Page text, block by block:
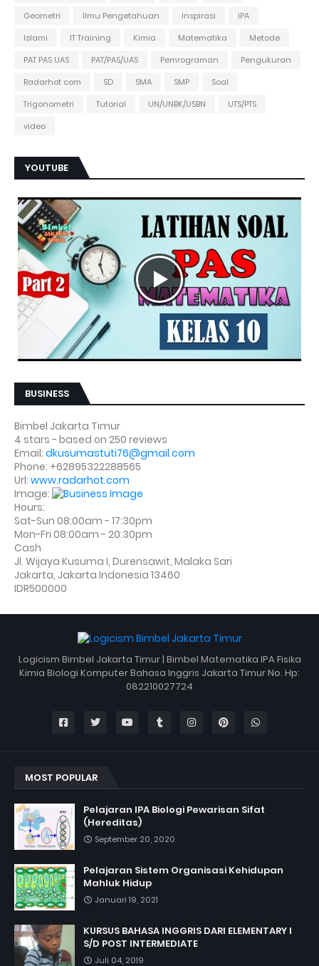
Geometri
Ilmu Pengetahuan Inspirasi
IPA
Islami
IT Training Kimia Matematika
Metode
PAT PAS UAS
PAT/PAS/UAS Pemrograman
Pengukuran
Radarhot com
SD SMA SMP
Soal
Trigonometri
Tutorial UN/UNBK/USBN
UTS/PTS
video
YOUTUBE
BUSINESS
Bimbel Jakarta Timur
4 stars - based on 250 reviews
Email: dkusumastuti76@gmail.com
Phone: +62895322288565
Url: www.radarhot.com
Image:
Hours:
Sat-Sun 08:00am - 17:30pm
Mon-Fri 08:00am - 20:30pm
Cash
Jl. Wijaya Kusuma I, Durensawit, Malaka Sari
Jakarta, Jakarta Indonesia 13460
IDR500000
Logicism Bimbel Jakarta Timur | Bimbel Matematika IPA Fisika
Kimia Biologi Komputer Bahasa Inggris Jakarta Timur No. Hp:
082210027724
MOST POPULAR
Pelajaran IPA Biologi Pewarisan Sifat
(Hereditas)
September 20, 2020
Pelajaran Sistem Organisasi Kehidupan
Mahluk Hidup
Januari 19, 2021
KURSUS BAHASA INGGRIS DARI ELEMENTARY I
S/D POST INTERMEDIATE
Juli 04, 2019